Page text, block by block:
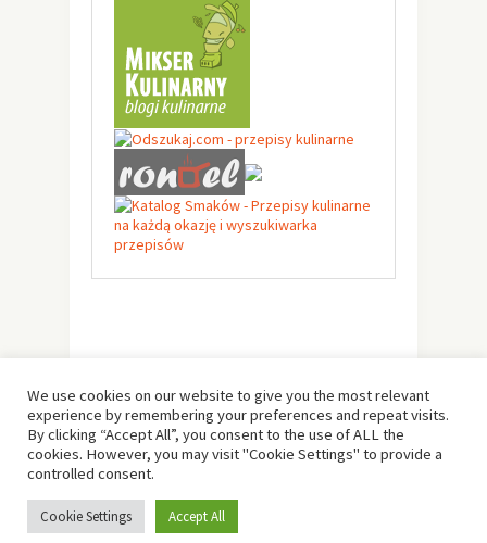
Designed & Developed by
We use cookies on our website to give you the most relevant
experience by remembering your preferences and repeat visits.
By clicking “Accept All”, you consent to the use of ALL the
cookies. However, you may visit "Cookie Settings" to provide a
controlled consent.
Cookie Settings Accept All